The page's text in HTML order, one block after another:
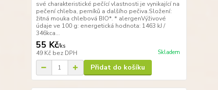
své charakteristické pečící vlastnosti je vynikající na
pečení chleba, perníků a dalšího pečiva.Složení:
žitná mouka chlebová BIO*. * alergenVýživové
údaje ve 100 g: energetická hodnota: 1463 kJ /
346kca...
55 Kč/ks
49 Kč bez DPH Skladem
Přidat do košíku